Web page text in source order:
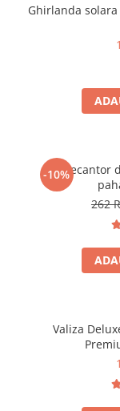
Ghirlanda
-10%
Set Decantor
262
Valiza